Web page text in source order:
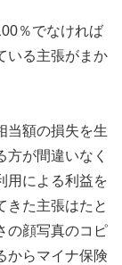
％でなければ
いる主張がまか
当額の損失を生
が間違いなく
用による利益を
きた主張はたと
の顔写真のコピ
からマイナ保険